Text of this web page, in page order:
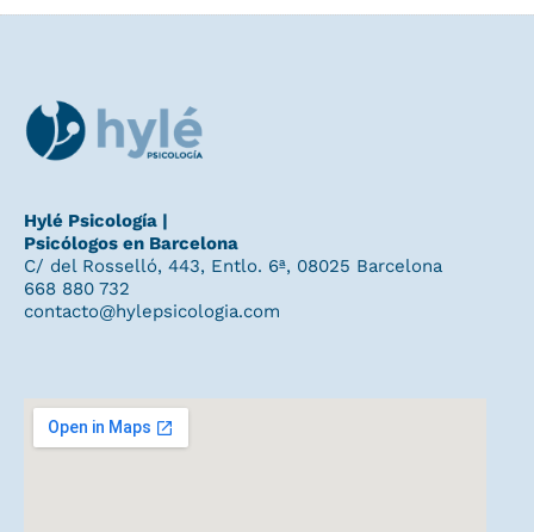
Hylé Psicología |
Psicólogos en Barcelona
C/ del Rosselló, 443, Entlo. 6ª, 08025 Barcelona
668 880 732
contacto@hylepsicologia.com